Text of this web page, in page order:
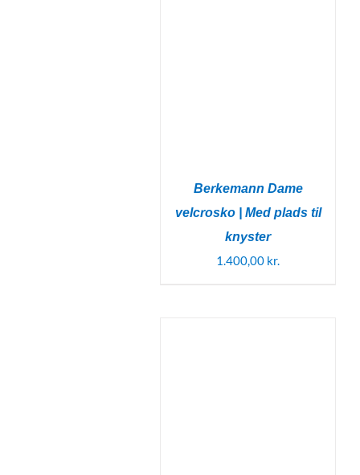
Berkemann Dame
velcrosko | Med plads til
knyster
1.400,00 kr.